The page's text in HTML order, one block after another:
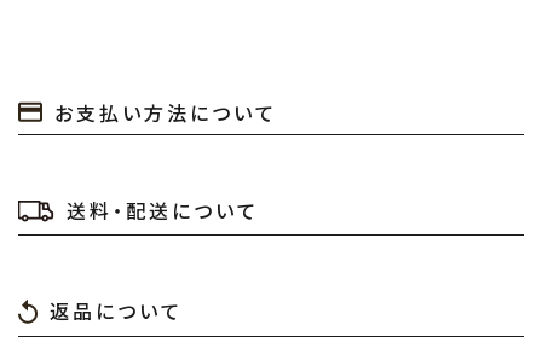
お支払い方法について
送料・配送について
返品について